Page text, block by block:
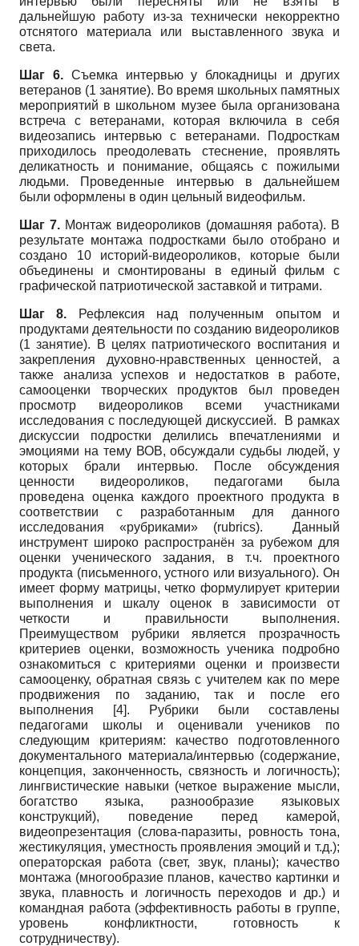
дальнейшую работу из-за технически некорректно
отснятого материала или выставленного звука и
света.
Шаг 6.Съемка интервью у блокадницы и других
ветеранов (1 занятие). Во время школьных памятных
мероприятий в школьном музее была организована
встреча с ветеранами, которая включила в себя
видеозапись интервью с ветеранами. Подросткам
приходилось преодолевать стеснение, проявлять
деликатность и понимание, общаясь с пожилыми
людьми. Проведенные интервью в дальнейшем
были оформлены в один цельный видеофильм.
Шаг 7. Монтаж видеороликов (домашняя работа). В
результате монтажа подростками было отобрано и
создано 10 историй-видеороликов, которые были
объединены и смонтированы в единый фильм с
графической патриотической заставкой и титрами.
Шаг 8. Рефлексия над полученным опытом и
продуктами деятельности по созданию видеороликов
(1 занятие). В целях патриотического воспитания и
закрепления духовно-нравственных ценностей, а
также анализа успехов и недостатков в работе,
самооценки творческих продуктов был проведен
просмотр видеороликов всеми участниками
исследования с последующей дискуссией. В рамках
дискуссии подростки делились впечатлениями и
эмоциями на тему ВОВ, обсуждали судьбы людей, у
которых брали интервью. После обсуждения
ценности видеороликов, педагогами была
проведена оценка каждого проектного продукта в
соответствии с разработанным для данного
исследования «рубриками» (rubrics). Данный
инструмент широко распространён за рубежом для
оценки ученического задания, в т.ч. проектного
продукта (письменного, устного или визуального). Он
имеет форму матрицы, четко формулирует критерии
выполнения и шкалу оценок в зависимости от
четкости и правильности выполнения.
Преимуществом рубрики является прозрачность
критериев оценки, возможность ученика подробно
ознакомиться с критериями оценки и произвести
самооценку, обратная связь с учителем как по мере
продвижения по заданию, так и после его
выполнения [4]. Рубрики были составлены
педагогами школы и оценивали учеников по
следующим критериям: качество подготовленного
документального материала/интервью (содержание,
концепция, законченность, связность и логичность);
лингвистические навыки (четкое выражение мысли,
богатство языка, разнообразие языковых
конструкций), поведение перед камерой,
видеопрезентация (слова-паразиты, ровность тона,
жестикуляция, уместность проявления эмоций и т.д.);
операторская работа (свет, звук, планы); качество
монтажа (многообразие планов, качество картинки и
звука, плавность и логичность переходов и др.) и
командная работа (эффективность работы в группе,
уровень конфликтности, готовность к
сотрудничеству).